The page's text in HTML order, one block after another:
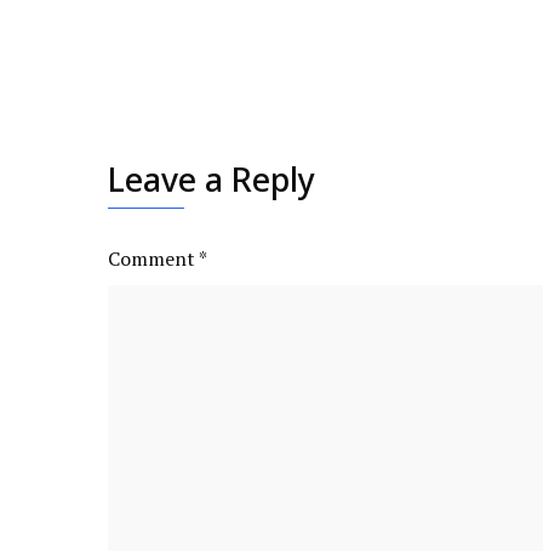
Leave a Reply
Comment*